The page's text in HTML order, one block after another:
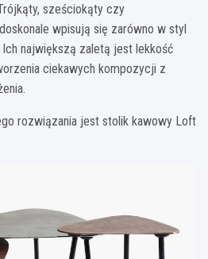
sześciokąty czy
wpisują się zarówno w styl
największą zaletą jest lekkość
ciekawych kompozycji z
rozwiązania jest stolik kawowy Loft